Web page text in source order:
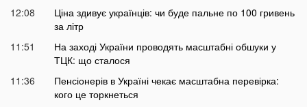
12:08
Ціна здивує українців: чи буде пальне по 100 гривень
за літр
11:51
На заході України проводять масштабні обшуки у
ТЦК: що сталося
11:36
Пенсіонерів в Україні чекає масштабна перевірка:
кого це торкнеться